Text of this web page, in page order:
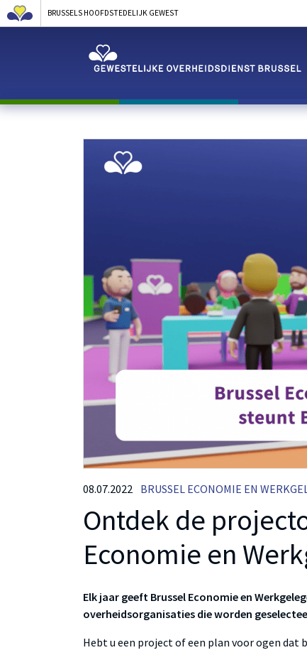
BRUSSELS HOOFDSTEDELIJK GEWEST
Ontdek de
Economie en
08.07.2022 BRUSSEL ECONOMIE EN
Elk jaar geeft Brussel Economie en
overheidsorganisaties die worden
Hebt u een project of een plan voor ogen